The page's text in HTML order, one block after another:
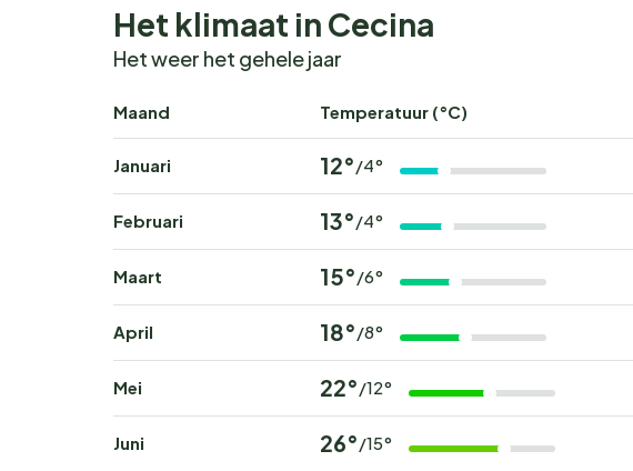
Het klimaat in Cecina
Het weer het gehele jaar
Maand Temperatuur (°C)
Januari 12°/4°
Februari 13°/4°
Maart 15°/6°
April 18°/8°
Mei 22°/12°
Juni 26°/15°